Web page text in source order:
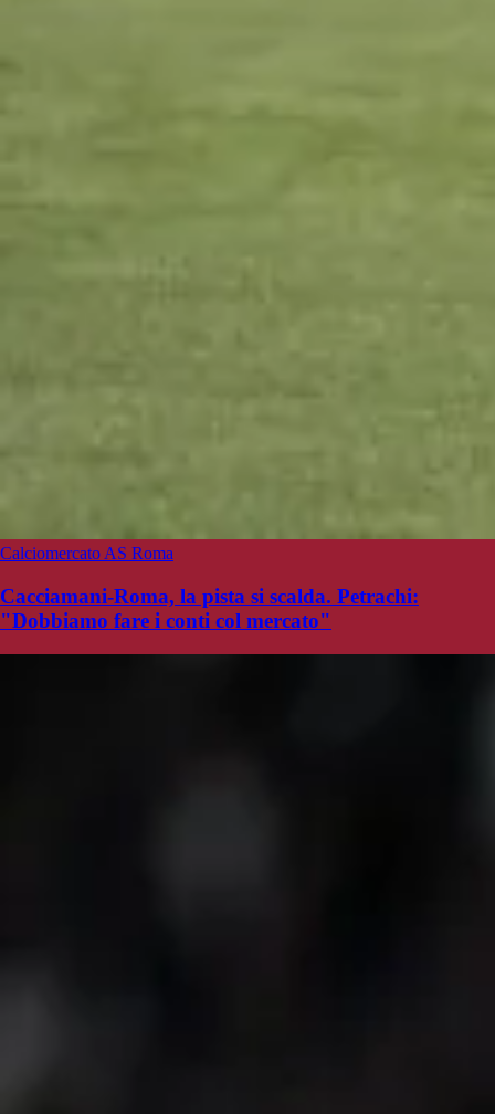
Calciomercato AS Roma
Cacciamani-Roma, la pista si scalda. Petrachi:
"Dobbiamo fare i conti col mercato"